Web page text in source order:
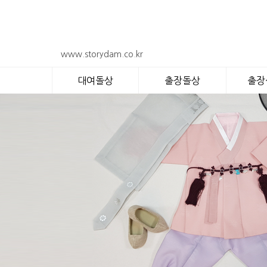
www.storydam.co.kr
대여돌상 출장돌상 출